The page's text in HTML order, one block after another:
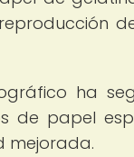
ha
de papel
mejorada.